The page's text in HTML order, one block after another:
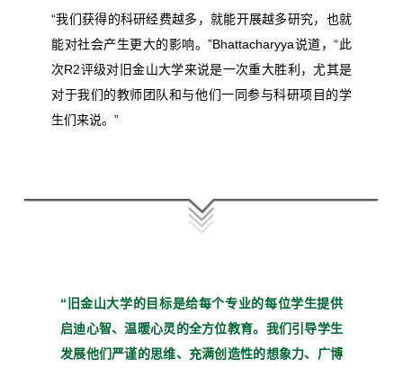
“我们获得的科研经费越多，就能开展越多研究，也就
能对社会产生更大的影响。”Bhattacharyya说道，“此
次R2评级对旧金山大学来说是一次重大胜利，尤其是
对于我们的教师团队和与他们一同参与科研项目的学
生们来说。”
“旧金山大学的目标是给每个专业的每位学生提供
启迪心智、温暖心灵的全方位教育。 我们引导学生
发展他们严谨的思维、充满创造性的想象力、广博